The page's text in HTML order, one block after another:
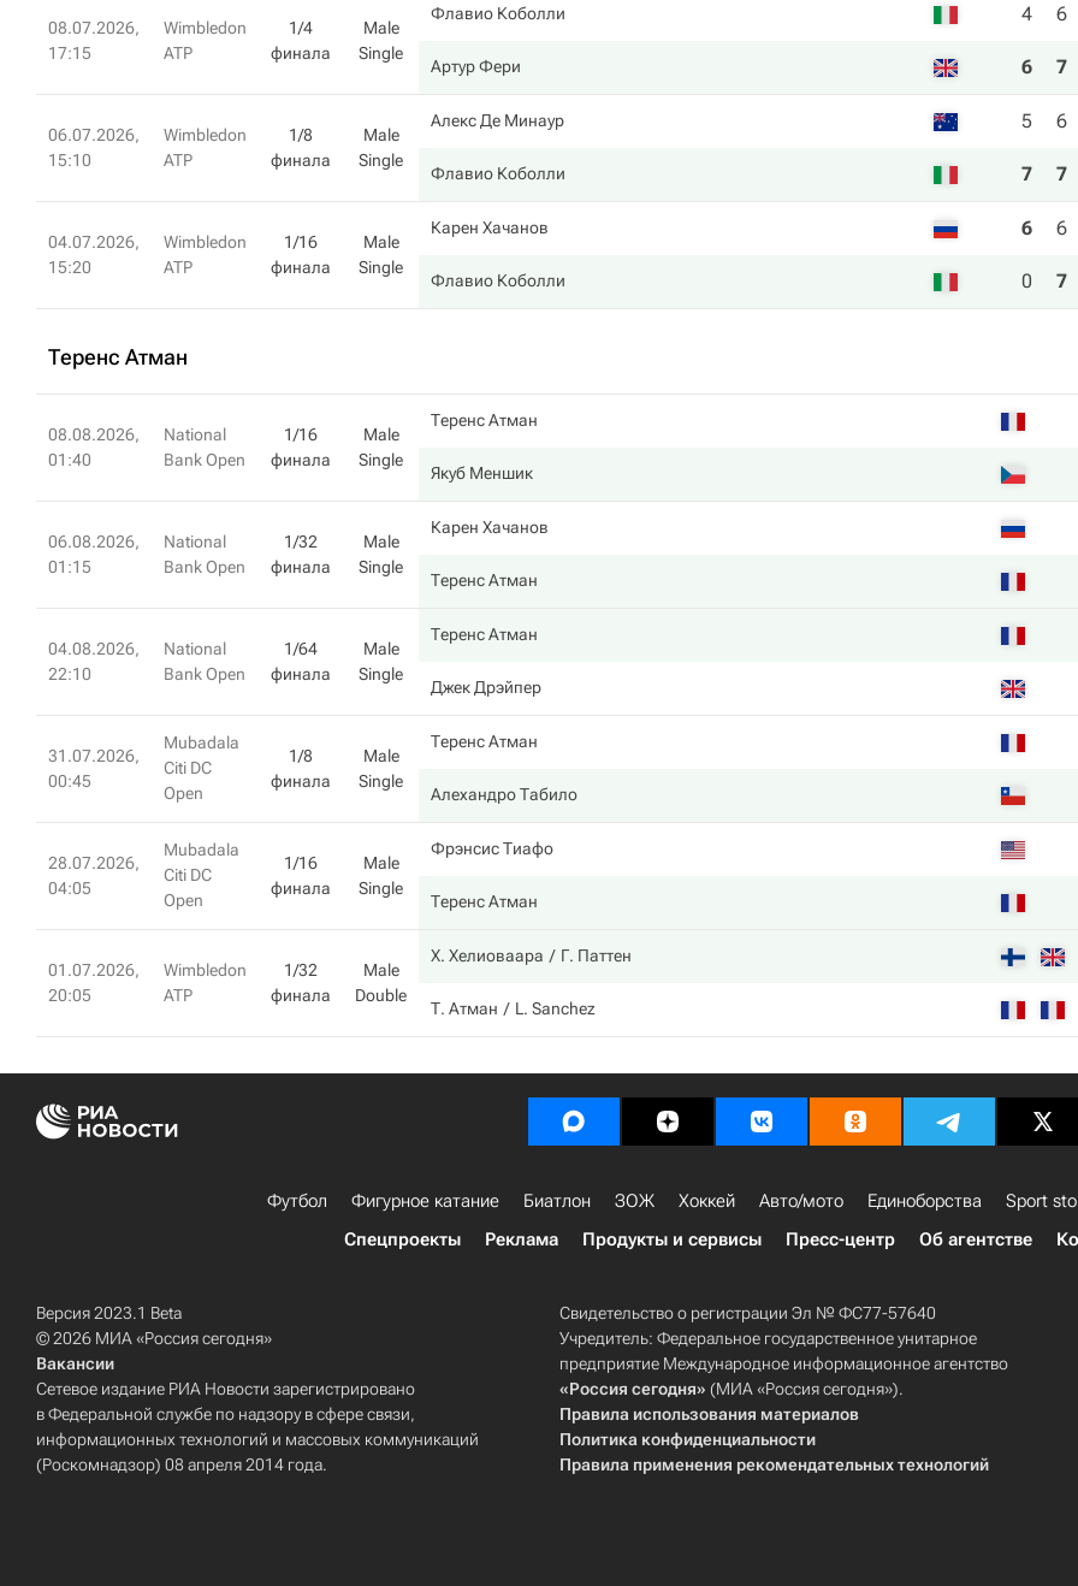
08.07.2026,
17:15
Wimbledon
ATP
1/4
финала
Male
Single
Флавио Коболли 4 6
Артур Фери 6 7
06.07.2026,
15:10
Wimbledon
ATP
1/8
финала
Male
Single
Алекс Де Минаур 5 6
Флавио Коболли 7 7
04.07.2026,
15:20
Wimbledon
ATP
1/16
финала
Male
Single
Карен Хачанов 6 6
Флавио Коболли 0 7
Теренс Атман
08.08.2026,
01:40
National
Bank Open
1/16
финала
Male
Single
Теренс Атман
Якуб Меншик
06.08.2026,
01:15
National
Bank Open
1/32
финала
Male
Single
Карен Хачанов
Теренс Атман
04.08.2026,
22:10
National
Bank Open
1/64
финала
Male
Single
Теренс Атман
Джек Дрэйпер
31.07.2026,
00:45
Mubadala
Citi DC
Open
1/8
финала
Male
Single
Теренс Атман
Алехандро Табило
28.07.2026,
04:05
Mubadala
Citi DC
Open
1/16
финала
Male
Single
Фрэнсис Тиафо
Теренс Атман
01.07.2026,
20:05
Wimbledon
ATP
1/32
финала
Male
Double
Х. Хелиоваара Г. Паттен
Т. Атман L. Sanchez
Футбол Фигурное катание Биатлон ЗОЖ Хоккей Авто/мото Единоборства Sport
Спецпроекты
Реклама Продукты и сервисы Пресс-центр Об агентстве
Версия 2023.1 Beta
© 2026 МИА «Россия сегодня»
Вакансии
Сетевое издание РИА Новости зарегистрировано
в Федеральной службе по надзору в сфере связи,
информационных технологий и массовых коммуникаций
(Роскомнадзор) 08 апреля 2014 года.
Свидетельство о регистрации Эл № ФС77-57640
Учредитель: Федеральное государственное унитарное
предприятие Международное информационное агентство
«Россия сегодня» (МИА «Россия сегодня»).
Правила использования материалов
Политика конфиденциальности
Правила применения рекомендательных технологий